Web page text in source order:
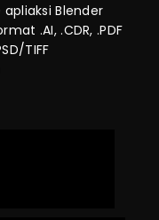
Blender
.AI, .CDR, .PDF
TIFF